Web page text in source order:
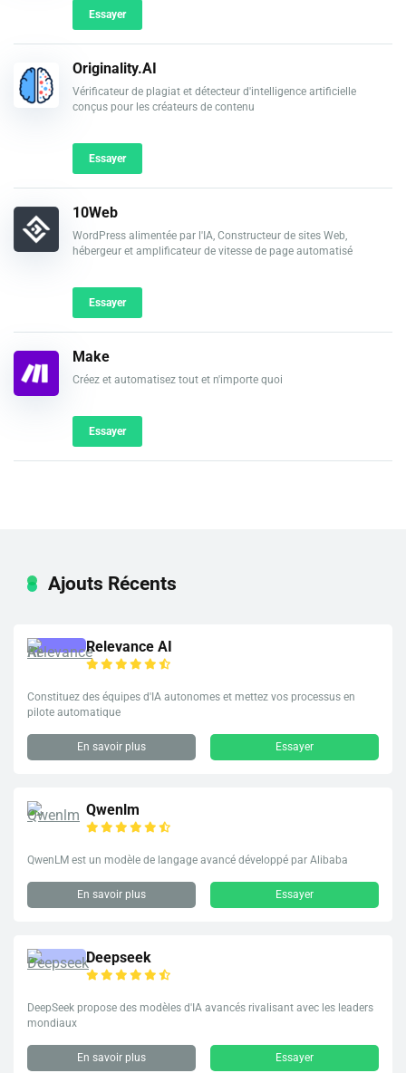
Essayer
Originality.AI
Vérificateur de plagiat et détecteur d'intelligence artificielle
conçus pour les créateurs de contenu
Essayer
10Web
WordPress alimentée par l'IA, Constructeur de sites Web,
hébergeur et amplificateur de vitesse de page automatisé
Essayer
Make
Créez et automatisez tout et n'importe quoi
Essayer
Ajouts Récents
Relevance AI
Constituez des équipes d'IA autonomes et mettez vos processus en
pilote automatique
En savoir plus Essayer
Qwenlm
QwenLM est un modèle de langage avancé développé par Alibaba
En savoir plus Essayer
Deepseek
DeepSeek propose des modèles d'IA avancés rivalisant avec les leaders
mondiaux
En savoir plus Essayer